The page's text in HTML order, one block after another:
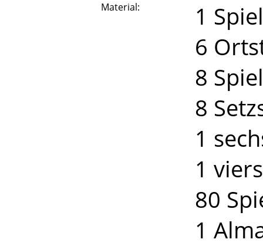
Material:
1
6
8
8
1
1
80
1